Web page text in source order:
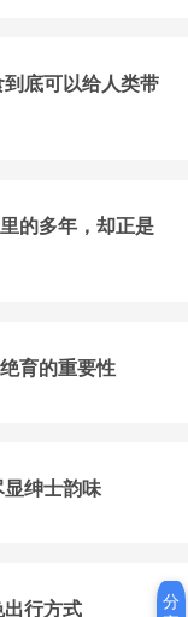
底可以给人类带
的多年，却正是
育的重要性
绅士韵味
出行方式
分